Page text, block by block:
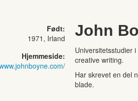
Født:
1971, Irland
Hjemmeside:
John
Universitetsstudier
creative writing.
Har skrevet en del
blade.